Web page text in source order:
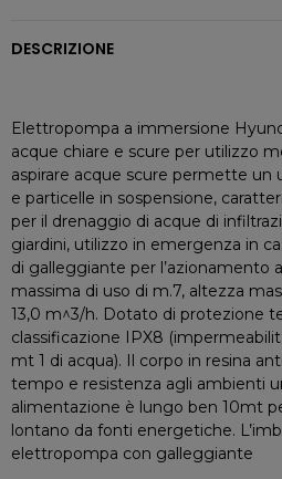
DESCRIZIONE
Elettropompa a immersione
acque chiare e scure per utilizzo
aspirare acque scure permette un
e particelle in sospensione,
per il drenaggio di acque di
giardini, utilizzo in emergenza in
di galleggiante per l’azionamento
massima di uso di m.7, altezza
13,0 m^3/h. Dotato di protezione
classificazione IPX8
mt 1 di acqua). Il corpo in resina
tempo e resistenza agli ambienti
alimentazione è lungo ben 10mt
lontano da fonti energetiche.
elettropompa con galleggiante